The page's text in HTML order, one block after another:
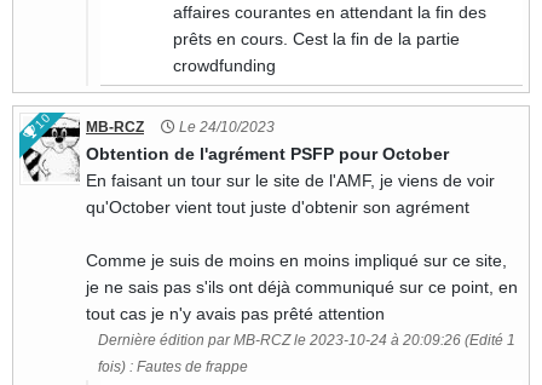
affaires courantes en attendant la fin des
prêts en cours. Cest la fin de la partie
crowdfunding
10 MB-RCZ Le 24/10/2023
Obtention de l'agrément PSFP pour October
En faisant un tour sur le site de l'AMF, je viens de voir
qu'October vient tout juste d'obtenir son agrément
Comme je suis de moins en moins impliqué sur ce site,
je ne sais pas s'ils ont déjà communiqué sur ce point, en
tout cas je n'y avais pas prêté attention
Dernière édition par MB-RCZ le 2023-10-24 à 20:09:26 (Edité 1
fois) : Fautes de frappe